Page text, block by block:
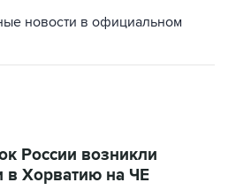
новости в официальном
России возникли
в Хорватию на ЧЕ